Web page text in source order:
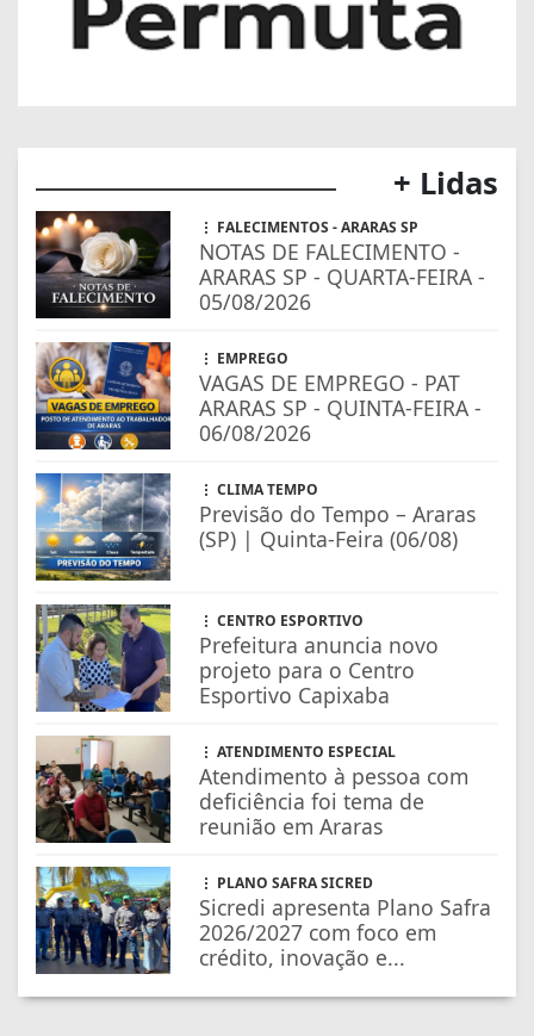
+ Lidas
FALECIMENTOS - ARARAS SP
NOTAS DE FALECIMENTO -
ARARAS SP - QUARTA-FEIRA -
05/08/2026
EMPREGO
VAGAS DE EMPREGO - PAT
ARARAS SP - QUINTA-FEIRA -
06/08/2026
CLIMA TEMPO
Previsão do Tempo – Araras
(SP) | Quinta-Feira (06/08)
CENTRO ESPORTIVO
Prefeitura anuncia novo
projeto para o Centro
Esportivo Capixaba
ATENDIMENTO ESPECIAL
Atendimento à pessoa com
deficiência foi tema de
reunião em Araras
PLANO SAFRA SICRED
Sicredi apresenta Plano Safra
2026/2027 com foco em
crédito, inovação e...